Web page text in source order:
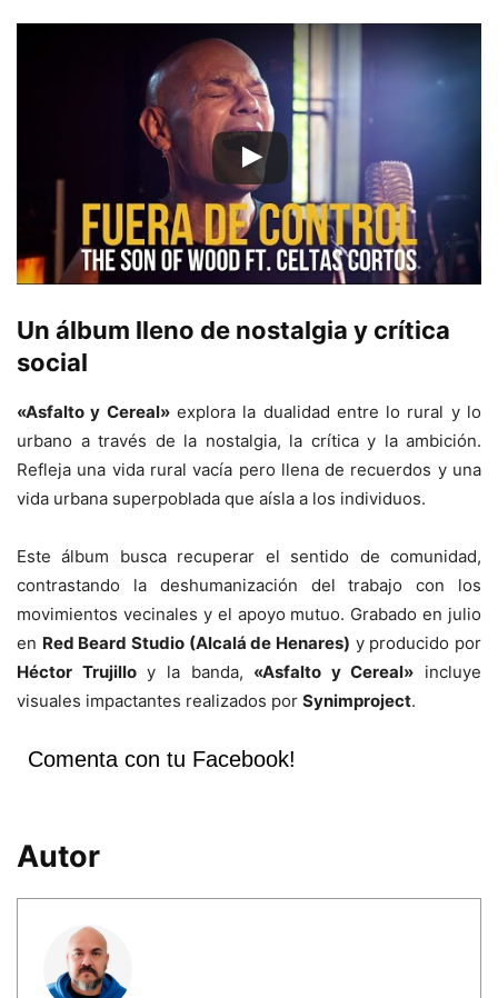
Un álbum lleno de nostalgia y crítica
social
«Asfalto y Cereal»explora la dualidad entre lo rural y lo
urbano a través de la nostalgia, la crítica y la ambición.
Refleja una vida rural vacía pero llena de recuerdos y una
vida urbana superpoblada que aísla a los individuos.
Este álbum busca recuperar el sentido de comunidad,
contrastando la deshumanización del trabajo con los
movimientos vecinales y el apoyo mutuo. Grabado en julio
en Red Beard Studio (Alcalá de Henares) y producido por
Héctor Trujilloy la banda, «Asfalto y Cereal» incluye
visuales impactantes realizados por Synimproject.
Comenta con tu Facebook!
Autor